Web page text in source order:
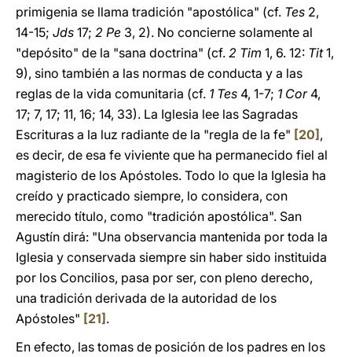
primigenia se llama tradición "apostólica" (cf. Tes 2,
14-15; Jds 17; 2 Pe 3, 2). No concierne solamente al
"depósito" de la "sana doctrina" (cf. 2 Tim 1, 6. 12: Tit1,
9), sino también a las normas de conducta y a las
reglas de la vida comunitaria (cf. 1 Tes 4, 1-7; 1 Cor4,
17; 7, 17; 11, 16; 14, 33). La Iglesia lee las Sagradas
Escrituras a la luz radiante de la "regla de la fe" [20] ,
es decir, de esa fe viviente que ha permanecido fiel al
magisterio de los Apóstoles. Todo lo que la Iglesia ha
creído y practicado siempre, lo considera, con
merecido título, como "tradición apostólica". San
Agustín dirá: "Una observancia mantenida por toda la
Iglesia y conservada siempre sin haber sido instituida
por los Concilios, pasa por ser, con pleno derecho,
una tradición derivada de la autoridad de los
Apóstoles" [21] .
En efecto, las tomas de posición de los padres en los